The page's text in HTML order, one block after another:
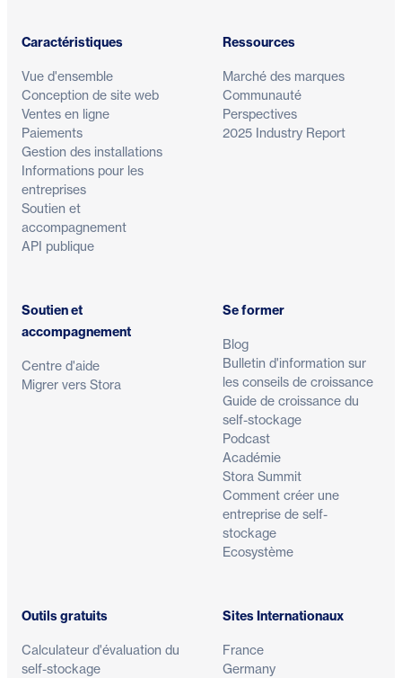
Caractéristiques
Vue d'ensemble
Conception de site web
Ventes en ligne
Paiements
Gestion des installations
Informations pour les
entreprises
Soutien et
accompagnement
API publique
Ressources
Marché des marques
Communauté
Perspectives
2025 Industry Report
Soutien et
accompagnement
Centre d'aide
Migrer vers Stora
Se former
Blog
Bulletin d'information sur
les conseils de croissance
Guide de croissance du
self-stockage
Podcast
Académie
Stora Summit
Comment créer une
entreprise de self-
stockage
Ecosystème
Outils gratuits
Calculateur d'évaluation du
self-stockage
Sites Internationaux
France
Germany